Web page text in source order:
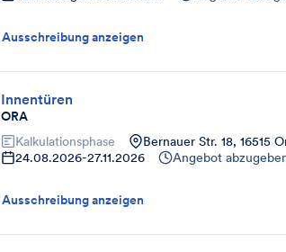
Ausschreibung anzeigen
Innentüren
ORA
Kalkulationsphase Bernauer Str. 18, 16515
24.08.2026-27.11.2026 Angebot
Ausschreibung anzeigen